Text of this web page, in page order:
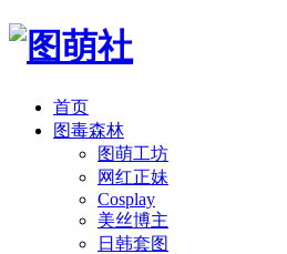
首页
图毒森林
图萌工坊
网红正妹
Cosplay
美丝博主
日韩套图